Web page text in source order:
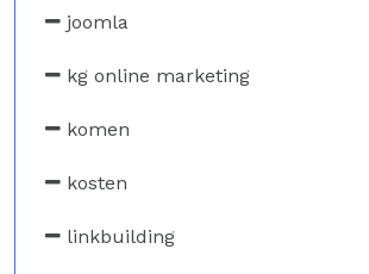
joomla
kg online marketing
komen
kosten
linkbuilding